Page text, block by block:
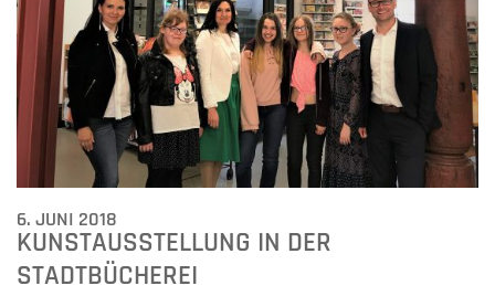
6. JUNI 2018
KUNSTAUSSTELLUNG IN DER
STADTBÜCHEREI